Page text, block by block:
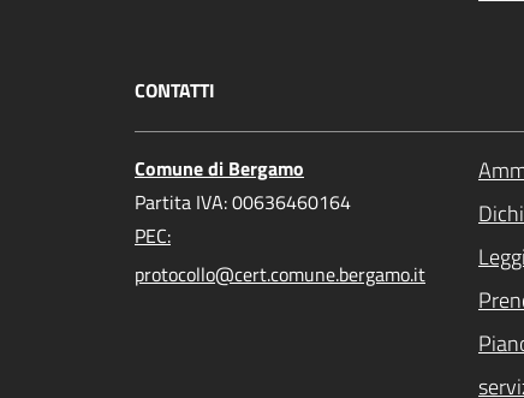
CONTATTI
Comune di Bergamo
Partita IVA: 00636460164
PEC:
protocollo@cert.comune.bergamo.it